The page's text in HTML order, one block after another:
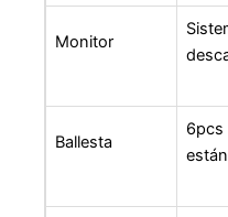
Monitor
Ballesta
6pcs